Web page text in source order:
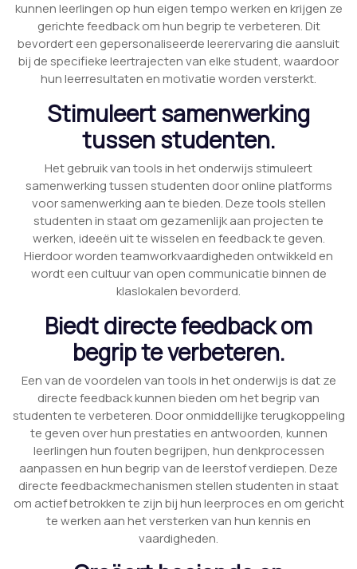
kunnen leerlingen op hun eigen tempo werken en krijgen ze
gerichte feedback om hun begrip te verbeteren. Dit
bevordert een gepersonaliseerde leerervaring die aansluit
bij de specifieke leertrajecten van elke student, waardoor
hun leerresultaten en motivatie worden versterkt.
Stimuleert samenwerking
tussen studenten.
Het gebruik van tools in het onderwijs stimuleert
samenwerking tussen studenten door online platforms
voor samenwerking aan te bieden. Deze tools stellen
studenten in staat om gezamenlijk aan projecten te
werken, ideeën uit te wisselen en feedback te geven.
Hierdoor worden teamworkvaardigheden ontwikkeld en
wordt een cultuur van open communicatie binnen de
klaslokalen bevorderd.
Biedt directe feedback om
begrip te verbeteren.
Een van de voordelen van tools in het onderwijs is dat ze
directe feedback kunnen bieden om het begrip van
studenten te verbeteren. Door onmiddellijke terugkoppeling
te geven over hun prestaties en antwoorden, kunnen
leerlingen hun fouten begrijpen, hun denkprocessen
aanpassen en hun begrip van de leerstof verdiepen. Deze
directe feedbackmechanismen stellen studenten in staat
om actief betrokken te zijn bij hun leerproces en om gericht
te werken aan het versterken van hun kennis en
vaardigheden.